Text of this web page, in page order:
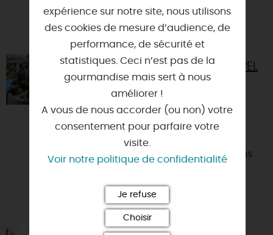
VOUS AIMEREZ AUSSI
STAGES DE SURVIE AVEC L'APPEL
DES FORÊTS
45340 - NIBELLE
Ce stage de deux jours est une
immersion dans la nature, une
coupure avec nos habitudes. Il nous
expérience sur notre site, nous utilisons
des cookies de mesure d’audience, de
performance, de sécurité et
statistiques. Ceci n’est pas de la
gourmandise mais sert à nous
améliorer !
A vous de nous accorder (ou non) votre
consentement pour parfaire votre
visite.
Voir notre politique de confidentialité
Je refuse
Choisir